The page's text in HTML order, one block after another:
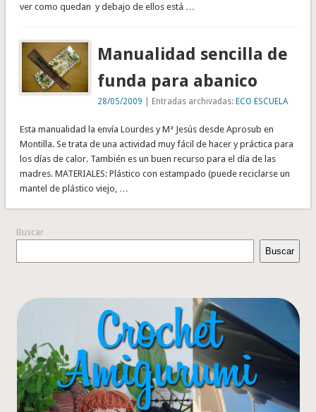
ver como quedan y debajo de ellos está …
Manualidad sencilla de
funda para abanico
28/05/2009 | Entradas archivadas:ECO ESCUELA
Esta manualidad la envía Lourdes y Mª Jesús desde Aprosub en
Montilla. Se trata de una actividad muy fácil de hacer y práctica para
los días de calor. También es un buen recurso para el día de las
madres. MATERIALES: Plástico con estampado (puede reciclarse un
mantel de plástico viejo, …
Buscar
Buscar